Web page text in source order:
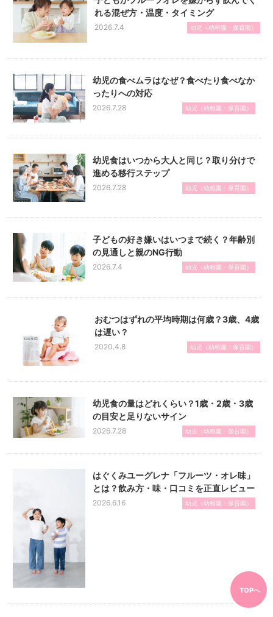
れる混ぜ方・温度・タイミング
2026.7.4 幼児（幼稚園・保育園）
幼児の食べムラはなぜ？食べたり食べなか
ったりへの対応
2026.7.28 幼児（幼稚園・保育園）
幼児食はいつから大人と同じ？取り分けで
進める移行ステップ
2026.7.28 幼児（幼稚園・保育園）
子どもの好き嫌いはいつまで続く？年齢別
の見通しと親のNG行動
2026.7.4 幼児（幼稚園・保育園）
おむつはずれの平均時期は何歳？3歳、4歳
は遅い？
2020.4.8 幼児（幼稚園・保育園）
幼児食の量はどれくらい？1歳・2歳・3歳
の目安と足りないサイン
2026.7.28 幼児（幼稚園・保育園）
はぐくみユーグレナ「フルーツ・オレ味」
とは？飲み方・味・口コミを正直レビュー
2026.6.16 幼児（幼稚園・保育園）
TOPへ